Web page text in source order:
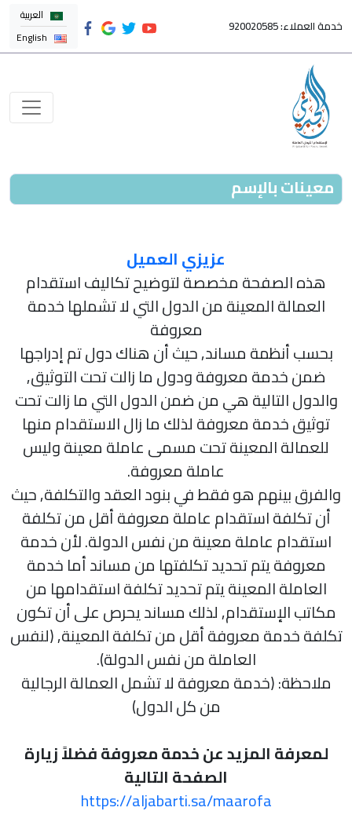
خدمة العملاء: 920020585
العربية
English
معينات بالإسم
عزيزي العميل
هذه الصفحة مخصصة لتوضيح تكاليف استقدام
العمالة المعينة من الدول التي لا تشملها خدمة
معروفة
بحسب أنظمة مساند, حيث أن هناك دول تم إدراجها
ضمن خدمة معروفة ودول ما زالت تحت التوثيق,
والدول التالية هي من ضمن الدول التي ما زالت تحت
توثيق خدمة معروفة لذلك ما زال الاستقدام منها
للعمالة المعينة تحت مسمى عاملة معينة وليس
عاملة معروفة.
والفرق بينهم هو فقط في بنود العقد والتكلفة, حيث
أن تكلفة استقدام عاملة معروفة أقل من تكلفة
استقدام عاملة معينة من نفس الدولة. لأن خدمة
معروفة يتم تحديد تكلفتها من مساند أما خدمة
العاملة المعينة يتم تحديد تكلفة استقدامها من
مكاتب الإستقدام, لذلك مساند يحرص على أن تكون
تكلفة خدمة معروفة أقل من تكلفة المعينة, (لنفس
العاملة من نفس الدولة).
ملاحظة: (خدمة معروفة لا تشمل العمالة الرجالية
من كل الدول)
لمعرفة المزيد عن خدمة معروفة فضلاً زيارة
الصفحة التالية
https://aljabarti.sa/maarofa